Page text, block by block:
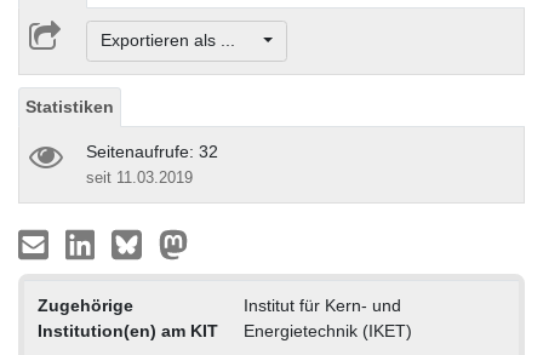
Exportieren als ...
Statistiken
Seitenaufrufe: 32
seit 11.03.2019
Zugehörige
Institution(en) am KIT
Institut für Kern- und
Energietechnik (IKET)